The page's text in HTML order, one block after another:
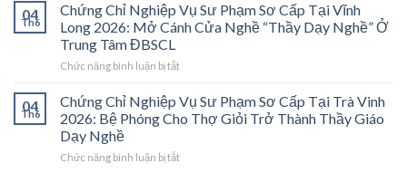
04
Th6
Chứng Chỉ Nghiệp Vụ Sư Phạm Sơ Cấp Tại Vĩnh
Long 2026: Mở Cánh Cửa Nghề “Thầy Dạy Nghề” Ở
Trung Tâm ĐBSCL
Chức năng bình luận bị tắtở
Chỉ
Nghiệp
Vụ
Phạm
04
Th6
Chứng Chỉ Nghiệp Vụ Sư Phạm Sơ Cấp Tại Trà Vinh
2026: Bệ Phóng Cho Thợ Giỏi Trở Thành Thầy Giáo
Dạy Nghề
Chức năng bình luận bị tắtở